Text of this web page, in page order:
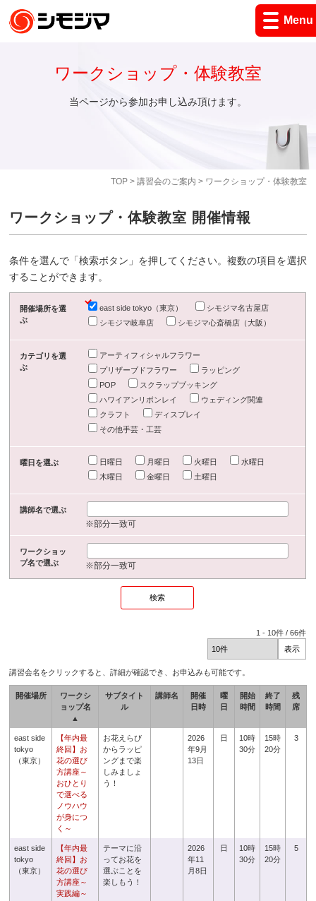
Menu
TOP> 講習会のご案内 > ワークショップ・体験教室
ワークショップ・体験教室
当ページから参加お申し込み頂けます。
ワークショップ・体験教室 開催情報
条件を選んで「検索ボタン」を押してください。複数の項目を選択
することができます。
開催場所を選
ぶ
east side tokyo（東京）
シモジマ名古屋店
シモジマ岐阜店
シモジマ心斎橋店（大阪）
カテゴリを選
ぶ
アーティフィシャルフラワー
プリザーブドフラワー
ラッピング
POP
スクラップブッキング
ハワイアンリボンレイ
ウェディング関連
クラフト
ディスプレイ
その他手芸・工芸
曜日を選ぶ 日曜日 月曜日 火曜日
水曜日
木曜日
金曜日 土曜日
講師名で選ぶ
※部分一致可
ワークショッ
プ名で選ぶ
※部分一致可
1 - 10件 /66件
講習会名をクリックすると、詳細が確認でき、お申込みも可能です。
開催場所
ワークシ
ョップ名
▲
サブタイト
ル
講師名
開催
日時
曜
日
開始
時間
終了
時間
残
席
east side
tokyo
（東京）
【年内最
終回】お
花の選び
方講座～
おひとり
で選べる
ノウハウ
が身につ
く～
お花えらび
からラッピ
ングまで楽
しみましょ
う！
2026
年9月
13日
日
10時
30分
15時
20分
3
east side
tokyo
（東京）
【年内最
終回】お
花の選び
方講座～
実践編～
テーマに沿
ってお花を
選ぶことを
楽しもう！
2026
年11
月8日
日
10時
30分
15時
20分
5